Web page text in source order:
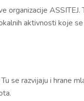
ASSITEJ.
aktivnosti koje
se razvijaju i hrane